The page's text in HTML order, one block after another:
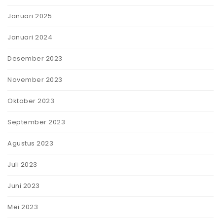
Januari 2025
Januari 2024
Desember 2023
November 2023
Oktober 2023
September 2023
Agustus 2023
Juli 2023
Juni 2023
Mei 2023